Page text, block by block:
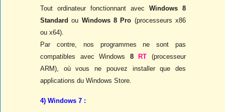
Tout ordinateur fonctionnant avec Windows 8
Standard ou Windows 8 Pro (processeurs x86
ou x64).
Par contre, nos programmes ne sont pas
compatibles avec Windows 8 RT (processeur
ARM), où vous ne pouvez installer que des
applications du Windows Store.
4) Windows 7 :